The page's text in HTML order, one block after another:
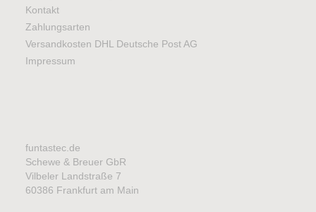
Kontakt
Zahlungsarten
Versandkosten DHL Deutsche Post AG
Impressum
funtastec.de
Schewe & Breuer GbR
Vilbeler Landstraße 7
60386 Frankfurt am Main